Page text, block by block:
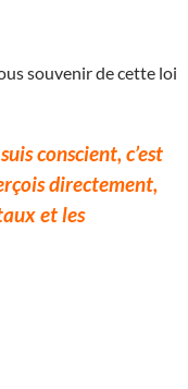
souvenir de cette loi
conscient, c’est
directement,
et les